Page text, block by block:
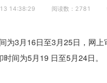
14:38:29 阅读数： 2781
为3月16日至3月25日， 网上
间为5月19 日至5月24日。